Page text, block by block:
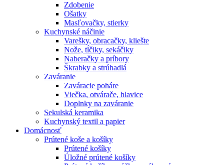
Zdobenie
Ošatky
Masľovačky, stierky
Kuchynské náčinie
Varešky, obracačky, kliešte
Nože, tĺčiky, sekáčiky
Naberačky a príbory
Škrabky a strúhadlá
Zaváranie
Zaváracie poháre
Viečka, otvárače, hlavice
Doplnky na zaváranie
Sekulská keramika
Kuchynský textil a papier
Domácnosť
Prútené koše a košíky
Prútené košíky
Úložné prútené košíky